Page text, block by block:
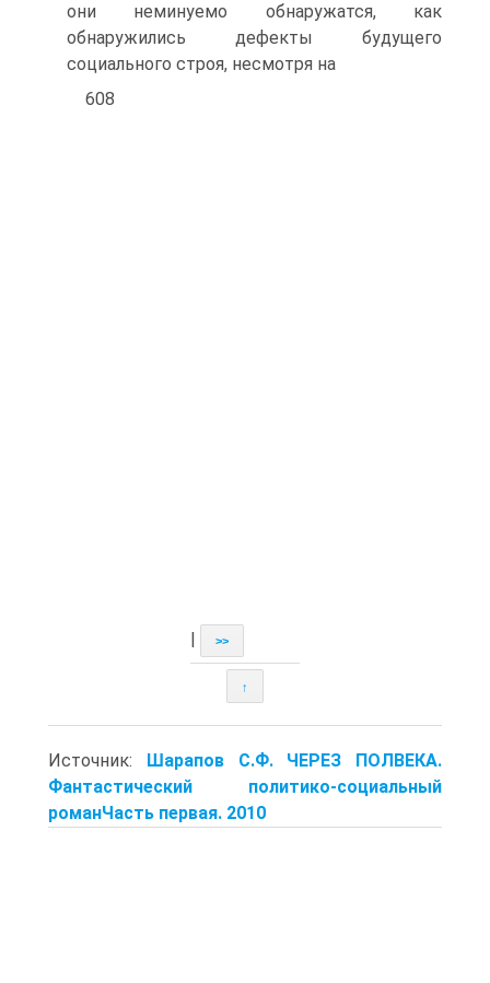
они неминуемо обнаружатся, как
обнаружились дефекты будущего
социального строя, несмотря на
608
>>
↑
Источник: Шарапов С.Ф. ЧЕРЕЗ ПОЛВЕКА.
Фантастический политико-социальный
романЧасть первая. 2010